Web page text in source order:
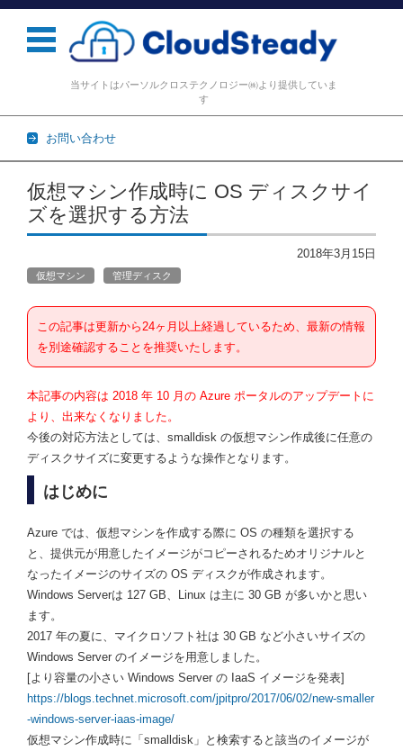
当サイトはパーソルクロステクノロジー㈱より提供していま
す
お問い合わせ
コンテンツに移動
仮想マシン作成時に OS ディスクサイ
ズを選択する方法
2018年3月15日
仮想マシン 管理ディスク
この記事は更新から24ヶ月以上経過しているため、最新の情報
を別途確認することを推奨いたします。
本記事の内容は 2018 年 10 月の Azure ポータルのアップデートに
より、出来なくなりました。
今後の対応方法としては、smalldisk の仮想マシン作成後に任意の
ディスクサイズに変更するような操作となります。
はじめに
Azure では、仮想マシンを作成する際に OS の種類を選択する
と、提供元が用意したイメージがコピーされるためオリジナルと
なったイメージのサイズの OS ディスクが作成されます。
Windows Serverは 127 GB、Linux は主に 30 GB が多いかと思い
ます。
2017 年の夏に、マイクロソフト社は 30 GB など小さいサイズの
Windows Server のイメージを用意しました。
[より容量の小さい Windows Server の IaaS イメージを発表]
https://blogs.technet.microsoft.com/jpitpro/2017/06/02/new-smaller
-windows-server-iaas-image/
仮想マシン作成時に「smalldisk」と検索すると該当のイメージが